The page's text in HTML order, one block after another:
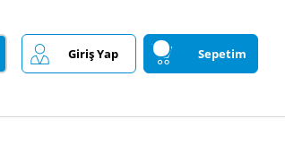
Giriş Yap Sepetim